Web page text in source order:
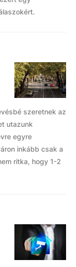
szeretnek az
utazunk
egyre
inkább csak a
ritka, hogy 1-2